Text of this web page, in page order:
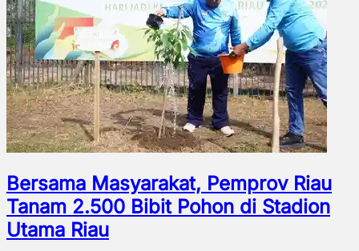
Bersama Masyarakat, Pemprov Riau
Tanam 2.500 Bibit Pohon di Stadion
Utama Riau